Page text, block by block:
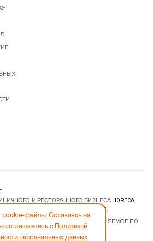
cookie-файлы. Оставаясь на
соглашаетесь с Политикой
персональных данных
И РЕСТОРАННОГО БИЗНЕСА HORECA
JOOMLART.COM.
ОБЕСПЕЧЕНИЕ, РАСПРОСТРАНЯЕМОЕ ПО
PUBLIC LICENSE